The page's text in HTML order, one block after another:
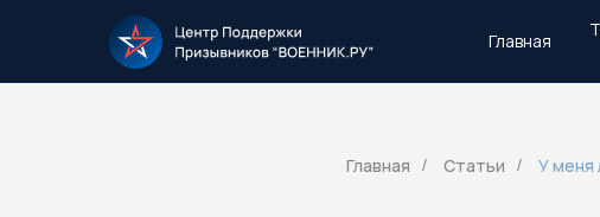
Главная
Главная / Статьи / У меня